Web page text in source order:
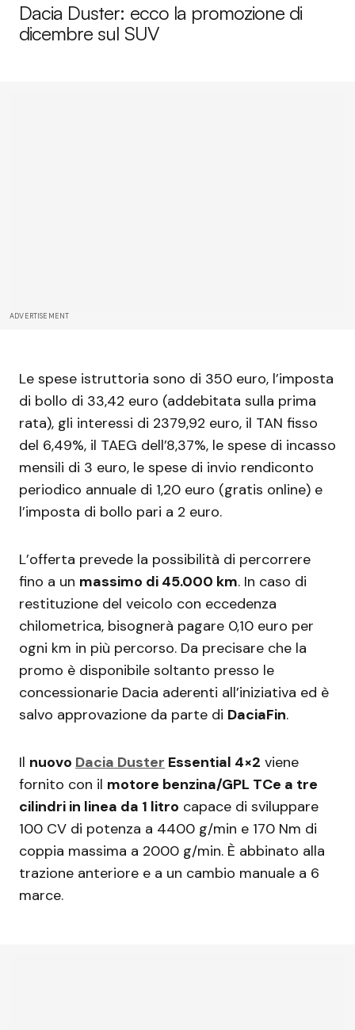
Dacia Duster: ecco la promozione di
dicembre sul SUV
ADVERTISEMENT
Le spese istruttoria sono di 350 euro, l’imposta
di bollo di 33,42 euro (addebitata sulla prima
rata), gli interessi di 2379,92 euro, il TAN fisso
del 6,49%, il TAEG dell’8,37%, le spese di incasso
mensili di 3 euro, le spese di invio rendiconto
periodico annuale di 1,20 euro (gratis online) e
l’imposta di bollo pari a 2 euro.
L’offerta prevede la possibilità di percorrere
fino a un massimo di 45.000 km. In caso di
restituzione del veicolo con eccedenza
chilometrica, bisognerà pagare 0,10 euro per
ogni km in più percorso. Da precisare che la
promo è disponibile soltanto presso le
concessionarie Dacia aderenti all’iniziativa ed è
salvo approvazione da parte di DaciaFin.
Il nuovo Dacia Duster Essential 4×2 viene
fornito con il motore benzina/GPL TCe a tre
cilindri in linea da 1 litro capace di sviluppare
100 CV di potenza a 4400 g/min e 170 Nm di
coppia massima a 2000 g/min. È abbinato alla
trazione anteriore e a un cambio manuale a 6
marce.